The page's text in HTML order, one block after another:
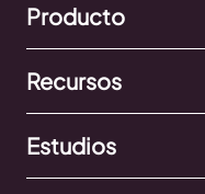
Producto
Recursos
Estudios